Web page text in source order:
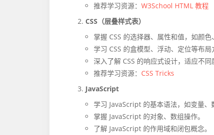
推荐学习资源： W3School HTML 教程
CSS（层叠样式表）
掌握 CSS 的选择器、属性和值，如颜色
学习 CSS 的盒模型、浮动、定位等布局
深入了解 CSS 的响应式设计，适应不同
推荐学习资源： CSS Tricks
JavaScript
学习 JavaScript 的基本语法，如变量、
掌握 JavaScript 的对象、数组操作。
了解 JavaScript 的作用域和闭包概念。